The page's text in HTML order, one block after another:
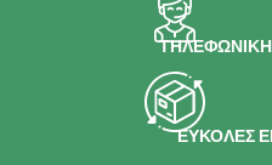
ΕΥΚΟΛΕΣ